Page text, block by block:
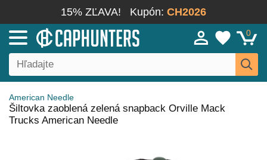
15% ZĽAVA! Kupón: CH2026
0
American Needle
Šiltovka zaoblená zelená snapback Orville Mack
Trucks American Needle